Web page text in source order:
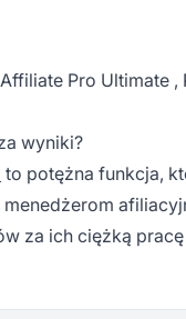
Pro Ultimate ,
wyniki?
to potężna funkcja,
menedżerom
za ich ciężką